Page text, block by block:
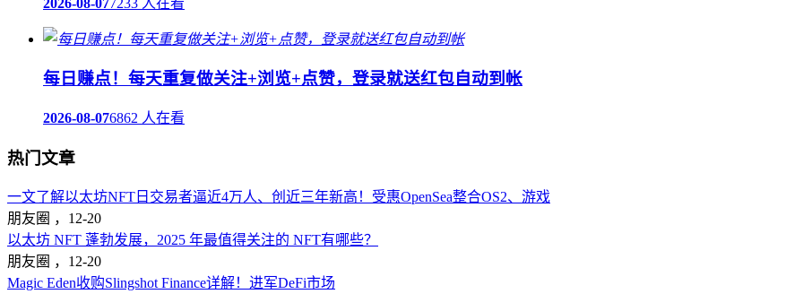
每日赚点！每天重复做关注+浏览+点赞，登录就送红包自动到帐
2026-08-076862 人在看
热门文章
一文了解以太坊NFT日交易者逼近4万人、创近三年新高！受惠OpenSea整合OS2、游戏
朋友圈 ， 12-20
以太坊 NFT 蓬勃发展，2025 年最值得关注的 NFT有哪些？
朋友圈 ， 12-20
Magic Eden收购Slingshot Finance详解！进军DeFi市场